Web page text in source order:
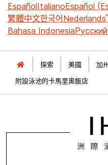
EspañolItalianoEspañol
繁體中文한국어Nederlands
Bahasa IndonesiaРусский
探索 美國 加
附設泳池的卡馬里奧飯店